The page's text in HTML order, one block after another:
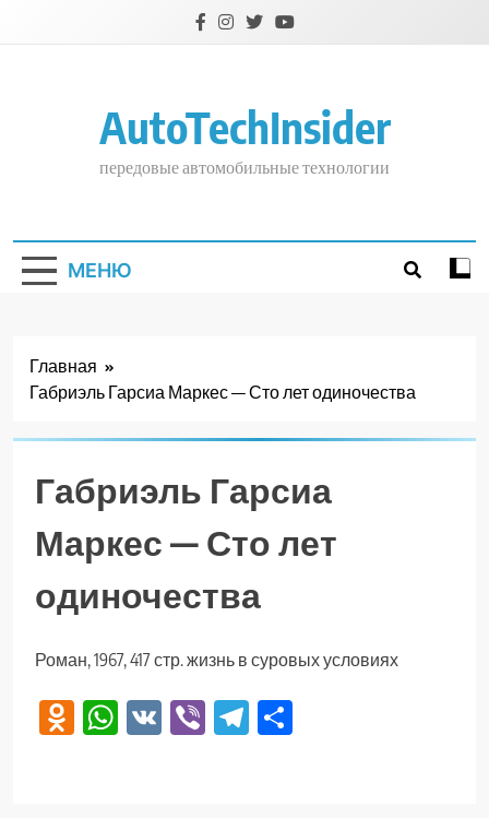
AutoTechInsider
передовые автомобильные технологии
МЕНЮ
Главная
Габриэль Гарсиа Маркес — Сто лет одиночества
Габриэль Гарсиа
Маркес — Сто лет
одиночества
Роман, 1967, 417 стр. жизнь в суровых условиях
Odnoklassniki
WhatsApp
VK ViberTelegram